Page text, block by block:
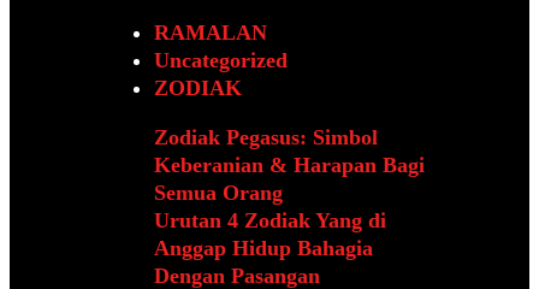
RAMALAN
Uncategorized
ZODIAK
Zodiak Pegasus: Simbol
Keberanian & Harapan Bagi
Semua Orang
Urutan 4 Zodiak Yang di
Anggap Hidup Bahagia
Dengan Pasangan